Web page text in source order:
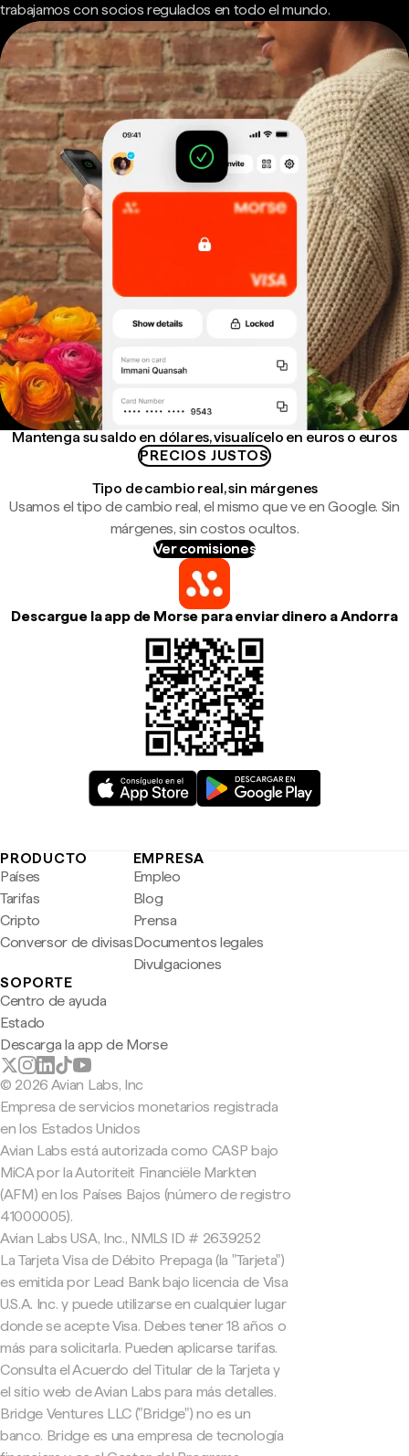
trabajamos con socios regulados en todo el mundo.
Mantenga su saldo en dólares, visualícelo en euros o euros
PRECIOS JUSTOS
Tipo de cambio real, sin márgenes
Usamos el tipo de cambio real, el mismo que ve en Google. Sin
márgenes, sin costos ocultos.
Ver comisiones
Descargue la app de Morse para enviar dinero a Andorra
PRODUCTO
Países
Tarifas
Cripto
Conversor de divisas
EMPRESA
Empleo
Blog
Prensa
Documentos legales
Divulgaciones
SOPORTE
Centro de ayuda
Estado
Descarga la app de Morse
© 2026 Avian Labs, Inc
Empresa de servicios monetarios registrada
en los Estados Unidos
Avian Labs está autorizada como CASP bajo
MiCA por la Autoriteit Financiële Markten
(AFM) en los Países Bajos (número de registro
41000005).
Avian Labs USA, Inc., NMLS ID # 2639252
La Tarjeta Visa de Débito Prepaga (la "Tarjeta")
es emitida por Lead Bank bajo licencia de Visa
U.S.A. Inc. y puede utilizarse en cualquier lugar
donde se acepte Visa. Debes tener 18 años o
más para solicitarla. Pueden aplicarse tarifas.
Consulta el Acuerdo del Titular de la Tarjeta y
el sitio web de Avian Labs para más detalles.
Bridge Ventures LLC ("Bridge") no es un
banco. Bridge es una empresa de tecnología